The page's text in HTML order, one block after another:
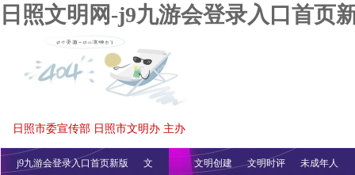
日照文明网-j9九游会登录入口首页
日照市委宣传部 日照市文明办 主办
j9九游会登录入口首页新版
文
文明创建 文明时评
未成年人